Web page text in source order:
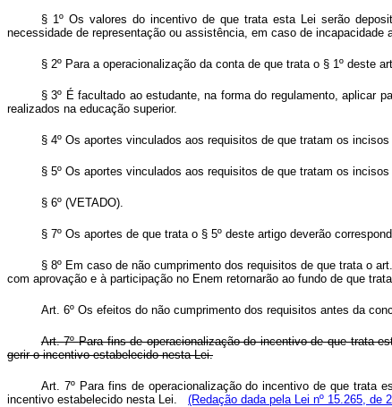
§ 1º Os valores do incentivo de que trata esta Lei serão
necessidade de representação ou assistência, em caso de incapacidade
§ 2º Para a operacionalização da conta de que trata o § 1º deste
§ 3º É facultado ao estudante, na forma do regulamento, aplicar
realizados na educação superior.
§ 4º Os aportes vinculados aos requisitos de que tratam os
§ 5º Os aportes vinculados aos requisitos de que tratam os
§ 6º (VETADO).
§ 7º Os aportes de que trata o § 5º deste artigo deverão
§ 8º Em caso de não cumprimento dos requisitos de que trata o
com aprovação e à participação no Enem retornarão ao fundo de que
Art. 6º Os efeitos do não cumprimento dos requisitos antes da
Art. 7ºPara fins de operacionalização do incentivo de que trata
gerir o incentivo estabelecido nesta Lei.
Art. 7º Para fins de operacionalização do incentivo de que trata
incentivo estabelecido nesta Lei. (Redação dada pela Lei nº 15.265, de